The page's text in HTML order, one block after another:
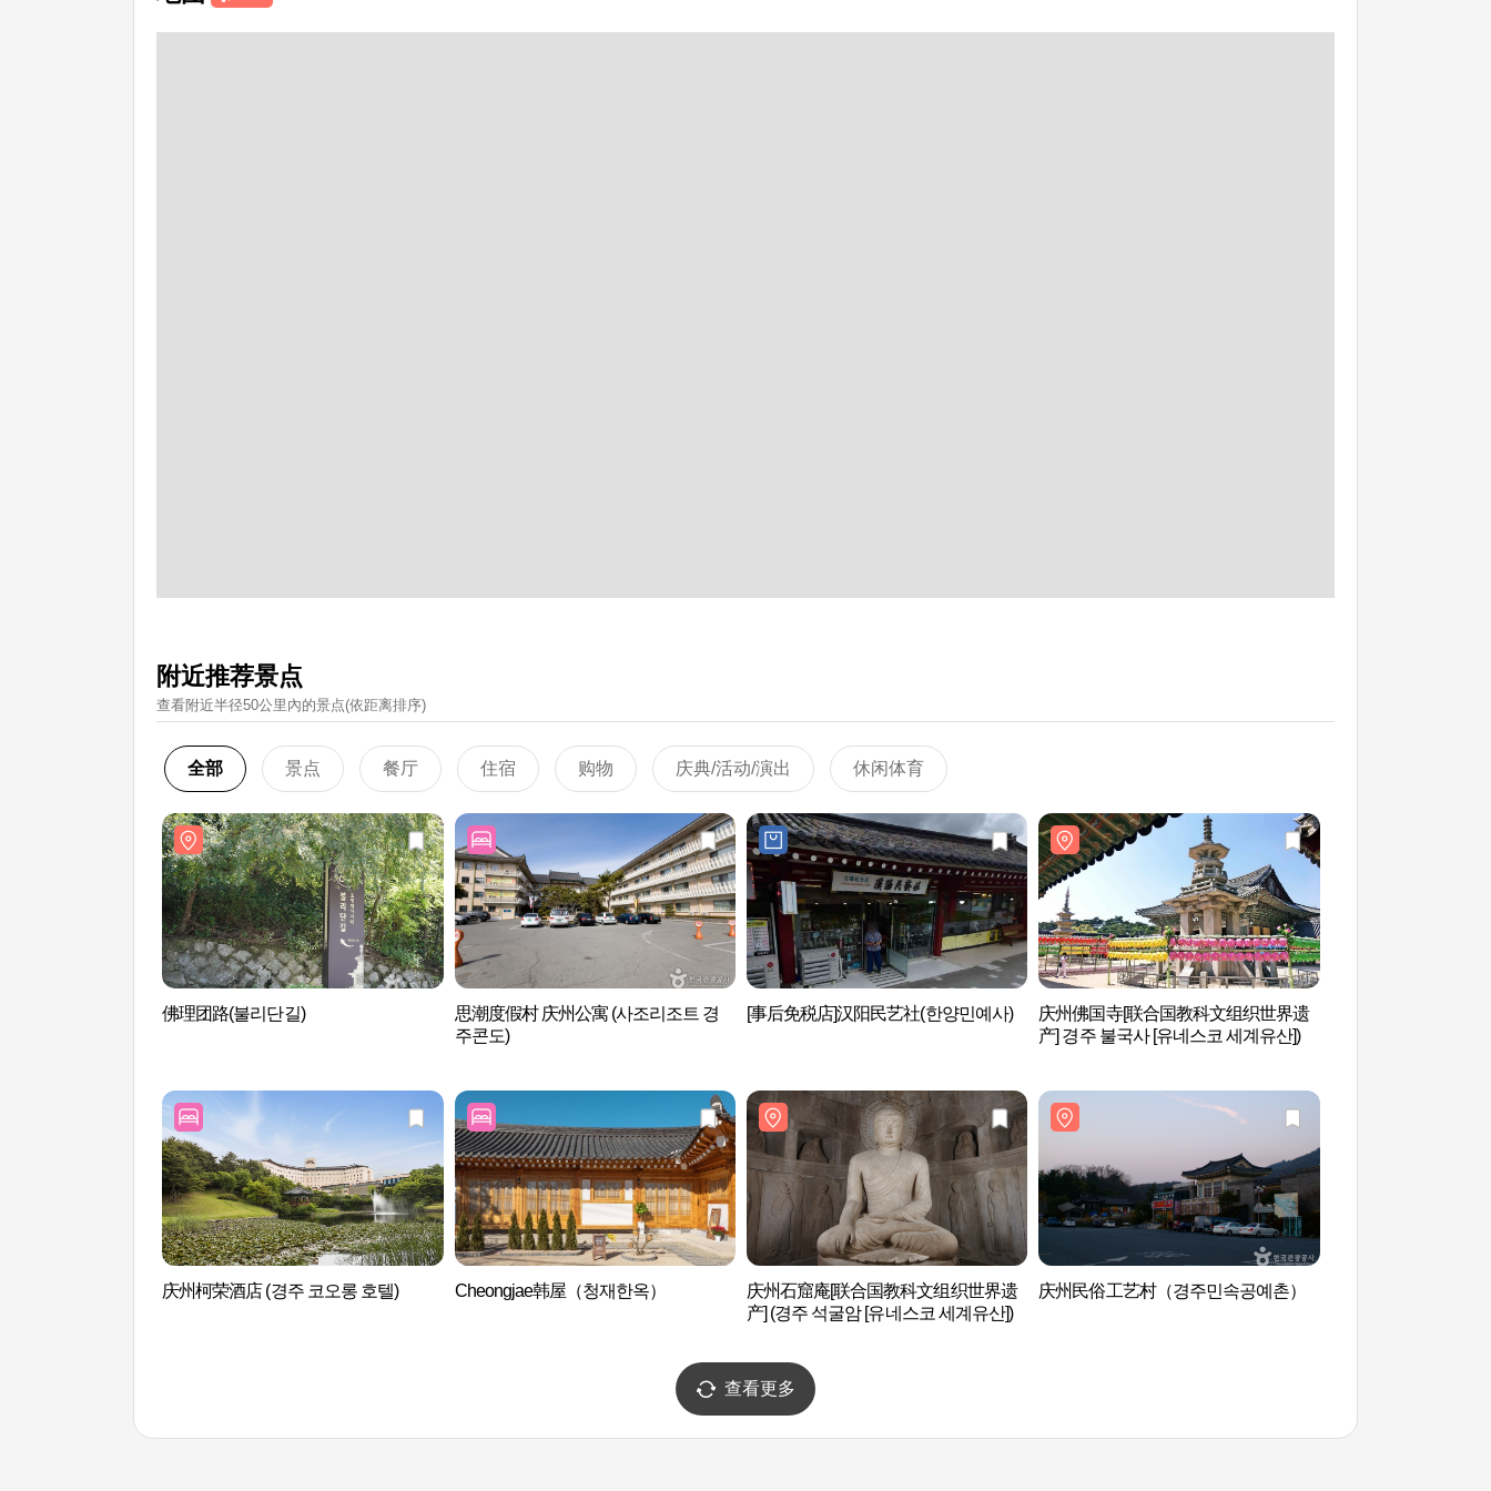
附近推荐景点
查看附近半径50公里內的景点(依距离排序)
全部 景点 餐厅 住宿 购物 庆典/活动/演出 休闲体育
佛理团路(불리단길)
思潮度假村 庆州公寓 (사조리조트 경
주콘도)
[事后免税店]汉阳民艺社(한양민예사)
庆州佛国寺[联合国教科文组织世界遗
产] 경주 불국사 [유네스코 세계유산])
庆州柯荣酒店 (경주 코오롱 호텔) Cheongjae韩屋（청재한옥）
庆州石窟庵[联合国教科文组织世界遗
产] (경주 석굴암 [유네스코 세계유산])
庆州民俗工艺村（경주민속공예촌）
查看更多